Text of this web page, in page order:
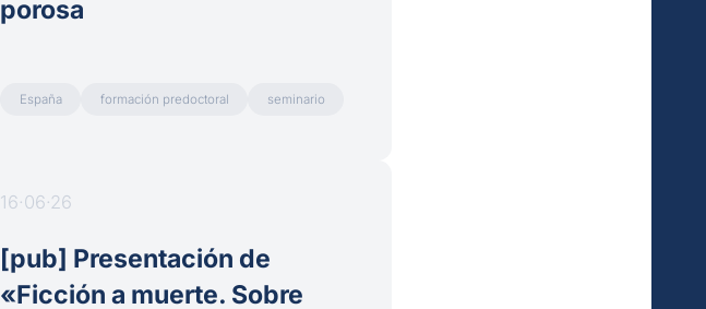
porosa
España formación predoctoral seminario
16·06·26
[pub] Presentación de
«Ficción a muerte. Sobre